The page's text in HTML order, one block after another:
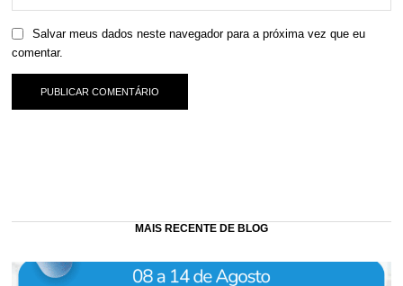
Salvar meus dados neste navegador para a próxima vez que eu
comentar.
MAIS RECENTE DE BLOG